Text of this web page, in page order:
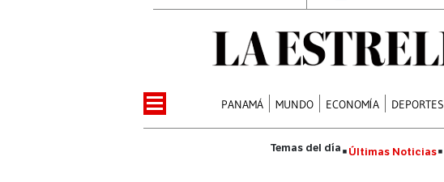
PANAMÁ MUNDO ECONOMÍA DEPORTES
Últimas Noticias